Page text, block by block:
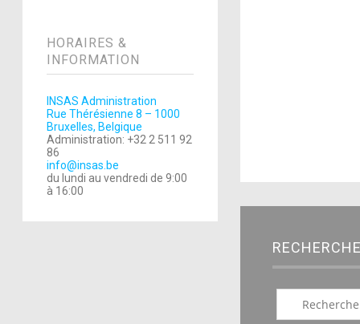
HORAIRES &
INFORMATION
INSAS Administration
Rue Thérésienne 8 – 1000
Bruxelles, Belgique
Administration: +32 2 511 92
86
info@insas.be
du lundi au vendredi de 9:00
à 16:00
RECHERCHE